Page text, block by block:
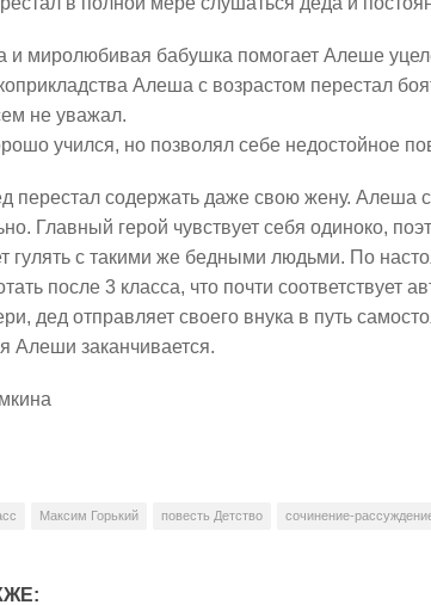
и миролюбивая бабушка помогает Алеше
Алеша с возрастом перестал
не уважал.
учился, но позволял себе недостойное
перестал содержать даже свою жену. Алеша
Главный герой чувствует себя одиноко,
гулять с такими же бедными людьми. По
после 3 класса, что почти соответствует
дед отправляет своего внука в путь
Алеши заканчивается.
Максим Горький повесть Детство сочинение-